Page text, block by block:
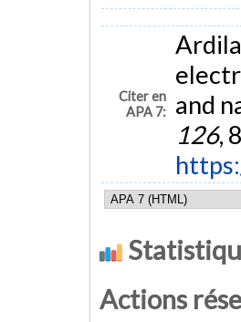
Citer en
APA 7:
and
126,
Actions